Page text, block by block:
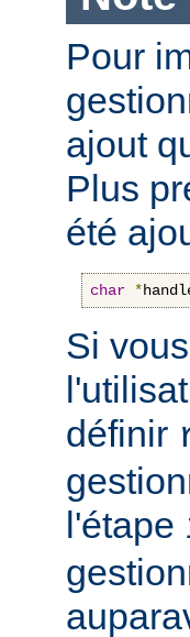
Pour
ajout
Plus
été
char *
Si
définir
l'étape